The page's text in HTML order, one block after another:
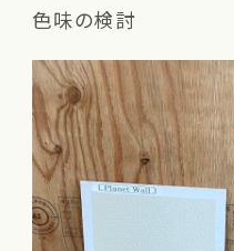
色味の検討